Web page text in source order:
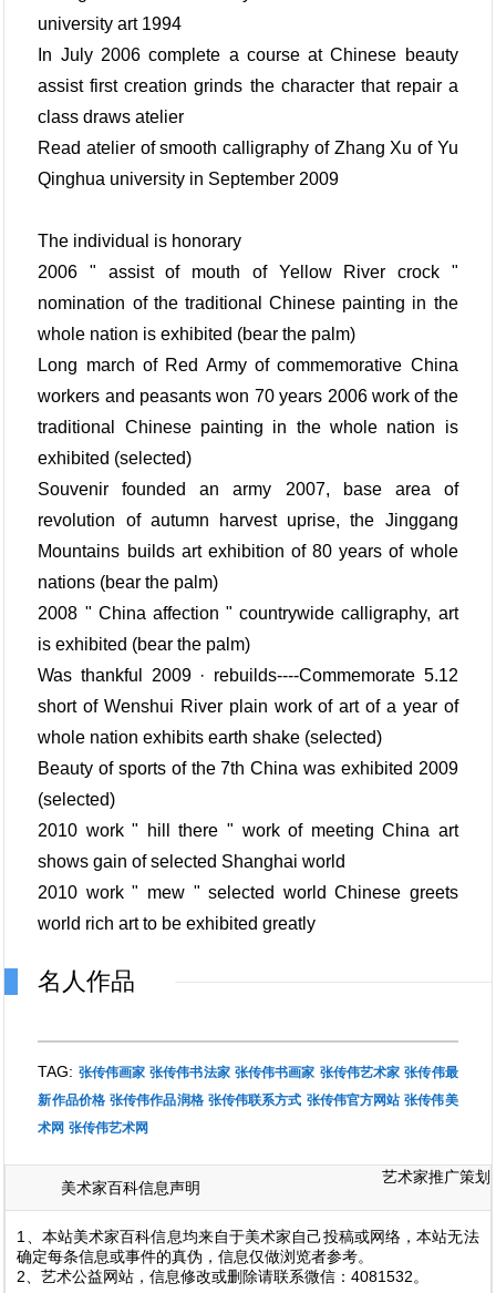
university art 1994
In July 2006 complete a course at Chinese beauty
assist first creation grinds the character that repair a
class draws atelier
Read atelier of smooth calligraphy of Zhang Xu of Yu
Qinghua university in September 2009
The individual is honorary
2006 " assist of mouth of Yellow River crock "
nomination of the traditional Chinese painting in the
whole nation is exhibited (bear the palm)
Long march of Red Army of commemorative China
workers and peasants won 70 years 2006 work of the
traditional Chinese painting in the whole nation is
exhibited (selected)
Souvenir founded an army 2007, base area of
revolution of autumn harvest uprise, the Jinggang
Mountains builds art exhibition of 80 years of whole
nations (bear the palm)
2008 " China affection " countrywide calligraphy, art
is exhibited (bear the palm)
Was thankful 2009 · rebuilds----Commemorate 5.12
short of Wenshui River plain work of art of a year of
whole nation exhibits earth shake (selected)
Beauty of sports of the 7th China was exhibited 2009
(selected)
2010 work " hill there " work of meeting China art
shows gain of selected Shanghai world
2010 work " mew " selected world Chinese greets
world rich art to be exhibited greatly
名人作品
TAG: 张传伟画家 张传伟书法家 张传伟书画家 张传伟艺术家 张传伟最
新作品价格 张传伟作品润格 张传伟联系方式 张传伟官方网站 张传伟美
术网 张传伟艺术网
美术家百科信息声明
艺术家推广策划
1、本站美术家百科信息均来自于美术家自己投稿或网络，本站无法
确定每条信息或事件的真伪，信息仅做浏览者参考。
2、艺术公益网站，信息修改或删除请联系微信：4081532。